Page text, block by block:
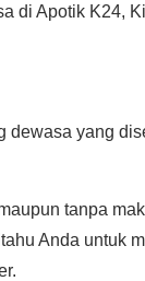
di Apotik K24,
dewasa yang
tanpa
Anda untuk